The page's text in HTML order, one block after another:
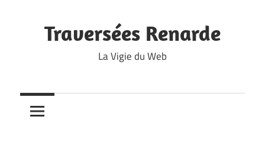
contentTraversées Renarde
La Vigie du Web